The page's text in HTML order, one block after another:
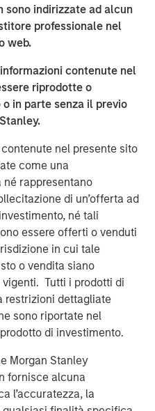
sono indirizzate ad alcun
professionale nel
web.
contenute nel
riprodotte o
in parte senza il previo
nel presente sito
come una
rappresentano
di un’offerta ad
né tali
essere offerti o venduti
in cui tale
o vendita siano
Tutti i prodotti di
restrizioni dettagliate
sono riportate nel
di investimento.
Morgan Stanley
fornisce alcuna
l’accuratezza, la
enhance
Capital Partners is a
investment firm with
under management as
the firm takes a
across its target sectors:
healthcare, industrials
partners with talented
unlock value and
on long-term value
capital through
and credit strategies.
and New York. For
www.charlesbank.com/
private equity
under management